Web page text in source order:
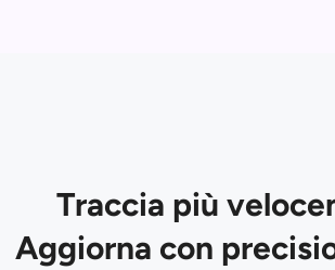
Traccia più
Aggiorna con